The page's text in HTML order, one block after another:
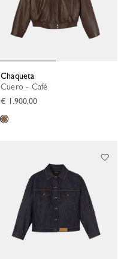
Chaqueta
Cuero - Café
€ 1.900,00